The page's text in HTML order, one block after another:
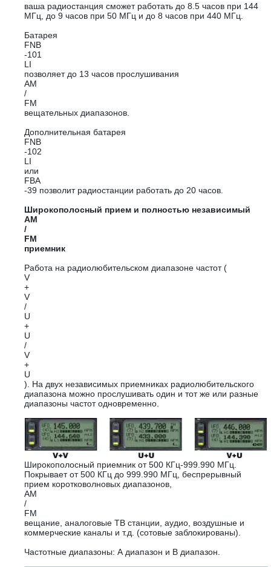
ваша радиостанция сможет работать до 8.5 часов при 144
МГц, до 9 часов при 50 МГц и до 8 часов при 440 МГц.
Батарея
FNB
-101
LI
позволяет до 13 часов прослушивания
AM
/
FM
вещательных диапазонов.
Дополнительная батарея
FNB
-102
LI
или
FBA
-39 позволит радиостанции работать до 20 часов.
Широкополосный прием и полностью независимый
AM
/
FM
приемник
Работа на радиолюбительском диапазоне частот (
V
+
V
/
U
+
U
/
V
+
U
). На двух независимых приемниках радиолюбительского
диапазона можно прослушивать один и тот же или разные
диапазоны частот одновременно.
Широкополосный приемник от 500 КГц-999.990 МГц.
Покрывает от 500 КГц до 999.990 МГц, беспрерывный
прием коротковолновых диапазонов,
AM
/
FM
вещание, аналоговые ТВ станции, аудио, воздушные и
коммерческие каналы и т.д. (сотовые заблокированы).
Частотные диапазоны: А диапазон и В диапазон.